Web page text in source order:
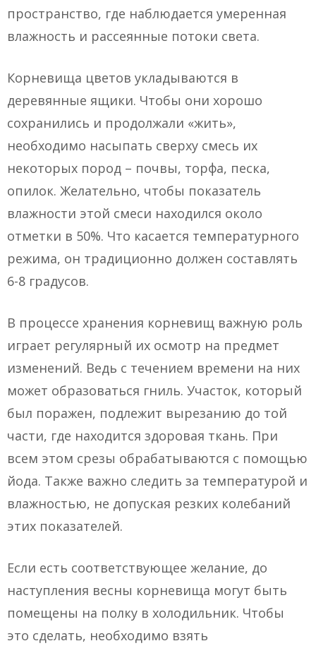
пространство, где наблюдается умеренная
влажность и рассеянные потоки света.
Корневища цветов укладываются в
деревянные ящики. Чтобы они хорошо
сохранились и продолжали «жить»,
необходимо насыпать сверху смесь их
некоторых пород – почвы, торфа, песка,
опилок. Желательно, чтобы показатель
влажности этой смеси находился около
отметки в 50%. Что касается температурного
режима, он традиционно должен составлять
6-8 градусов.
В процессе хранения корневищ важную роль
играет регулярный их осмотр на предмет
изменений. Ведь с течением времени на них
может образоваться гниль. Участок, который
был поражен, подлежит вырезанию до той
части, где находится здоровая ткань. При
всем этом срезы обрабатываются с помощью
йода. Также важно следить за температурой и
влажностью, не допуская резких колебаний
этих показателей.
Если есть соответствующее желание, до
наступления весны корневища могут быть
помещены на полку в холодильник. Чтобы
это сделать, необходимо взять